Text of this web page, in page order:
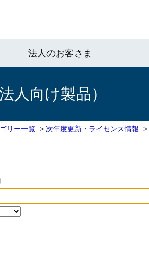
法人のお客さま
向け製品）
リー一覧 > 次年度更新・ライセンス情報 >